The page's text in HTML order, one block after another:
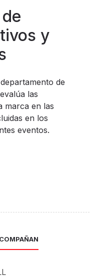
y
de
las
marca en las
en los
eventos.